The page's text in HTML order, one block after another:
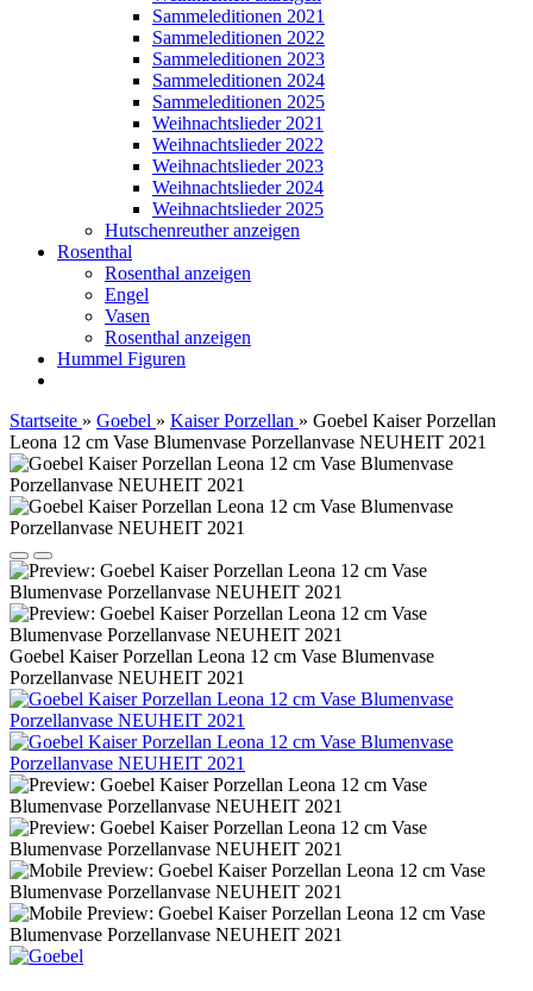
Sammeleditionen 2021
Sammeleditionen 2022
Sammeleditionen 2023
Sammeleditionen 2024
Sammeleditionen 2025
Weihnachtslieder 2021
Weihnachtslieder 2022
Weihnachtslieder 2023
Weihnachtslieder 2024
Weihnachtslieder 2025
Hutschenreuther anzeigen
Rosenthal
Rosenthal anzeigen
Engel
Vasen
Rosenthal anzeigen
Hummel Figuren
Startseite » Goebel » Kaiser Porzellan » Goebel Kaiser Porzellan
Leona 12 cm Vase Blumenvase Porzellanvase NEUHEIT 2021
Goebel Kaiser Porzellan Leona 12 cm Vase Blumenvase
Porzellanvase NEUHEIT 2021